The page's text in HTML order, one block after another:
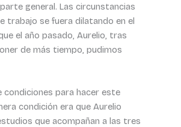
general. Las circunstancias
trabajo se fuera dilatando en el
el año pasado, Aurelio, tras
de más tiempo, pudimos
condiciones para hacer este
condición era que Aurelio
que acompañan a las tres